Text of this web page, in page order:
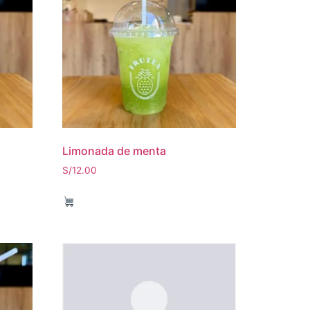
Limonada de menta
S/12.00